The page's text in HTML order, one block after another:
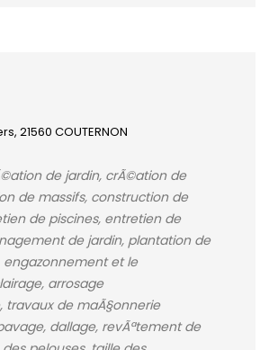
21560 COUTERNON
de jardin, crÃ©ation de
de massifs, construction de
de piscines, entretien de
de jardin, plantation de
engazonnement et le
arrosage
travaux de maÃ§onnerie
dallage, revÃªtement de